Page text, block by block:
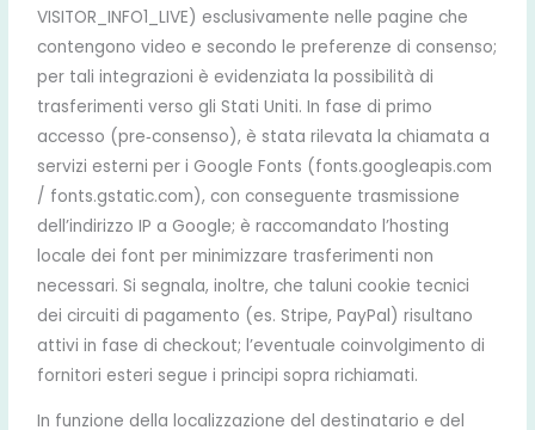
VISITOR_INFO1_LIVE) esclusivamente nelle pagine che
contengono video e secondo le preferenze di consenso;
per tali integrazioni è evidenziata la possibilità di
trasferimenti verso gli Stati Uniti. In fase di primo
accesso (pre‑consenso), è stata rilevata la chiamata a
servizi esterni per i Google Fonts (fonts.googleapis.com
/ fonts.gstatic.com), con conseguente trasmissione
dell’indirizzo IP a Google; è raccomandato l’hosting
locale dei font per minimizzare trasferimenti non
necessari. Si segnala, inoltre, che taluni cookie tecnici
dei circuiti di pagamento (es. Stripe, PayPal) risultano
attivi in fase di checkout; l’eventuale coinvolgimento di
fornitori esteri segue i principi sopra richiamati.
In funzione della localizzazione del destinatario e del